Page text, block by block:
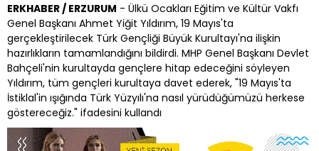
ERKHABER / ERZURUM - Ülkü Ocakları Eğitim ve Kültür Vakfı
Genel Başkanı Ahmet Yiğit Yıldırım, 19 Mayıs'ta
gerçekleştirilecek Türk Gençliği Büyük Kurultayı'na ilişkin
hazırlıkların tamamlandığını bildirdi. MHP Genel Başkanı Devlet
Bahçeli'nin kurultayda gençlere hitap edeceğini söyleyen
Yıldırım, tüm gençleri kurultaya davet ederek, "19 Mayıs'ta
İstiklal'in ışığında Türk Yüzyılı'na nasıl yürüdüğümüzü herkese
göstereceğiz." ifadesini kullandı